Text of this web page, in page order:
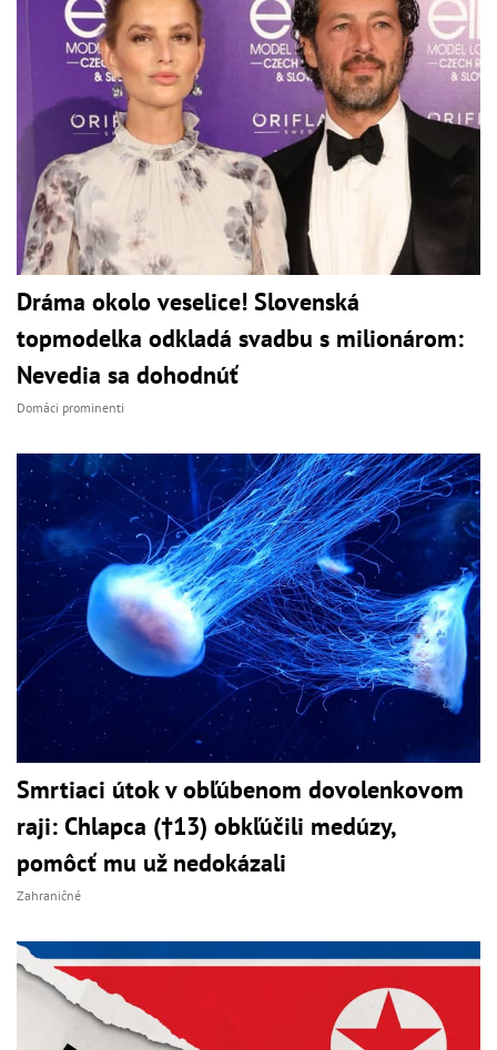
Dráma okolo veselice! Slovenská
topmodelka odkladá svadbu s milionárom:
Nevedia sa dohodnúť
Domáci prominenti
Smrtiaci útok v obľúbenom dovolenkovom
raji: Chlapca (†13) obkľúčili medúzy,
pomôcť mu už nedokázali
Zahraničné